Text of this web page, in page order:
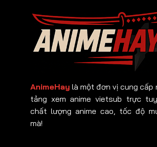
AnimeHay là một đơn vị cung cấp
tảng xem anime vietsub trực
chất lượng anime cao, tốc độ
mà!